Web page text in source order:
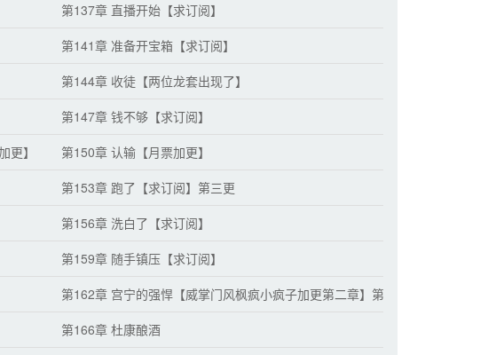
第137章 直播开始【求订阅】
第141章 准备开宝箱【求订阅】
第144章 收徒【两位龙套出现了】
第147章 钱不够【求订阅】
更】
第150章 认输【月票加更】
第153章 跑了【求订阅】第三更
第156章 洗白了【求订阅】
第159章 随手镇压【求订阅】
第162章 宫宁的强悍【威掌门风枫疯小疯子加更第二章】第四更
第166章 杜康酿酒